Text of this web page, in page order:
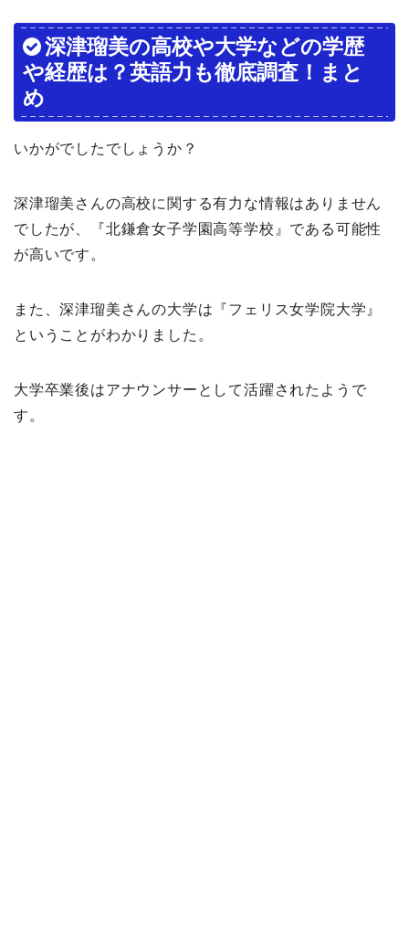
深津瑠美の高校や大学などの学歴
や経歴は？英語力も徹底調査！まと
め
いかがでしたでしょうか？
深津瑠美さんの高校に関する有力な情報はありません
でしたが、『北鎌倉女子学園高等学校』である可能性
が高いです。
また、深津瑠美さんの大学は『フェリス女学院大学』
ということがわかりました。
大学卒業後はアナウンサーとして活躍されたようで
す。